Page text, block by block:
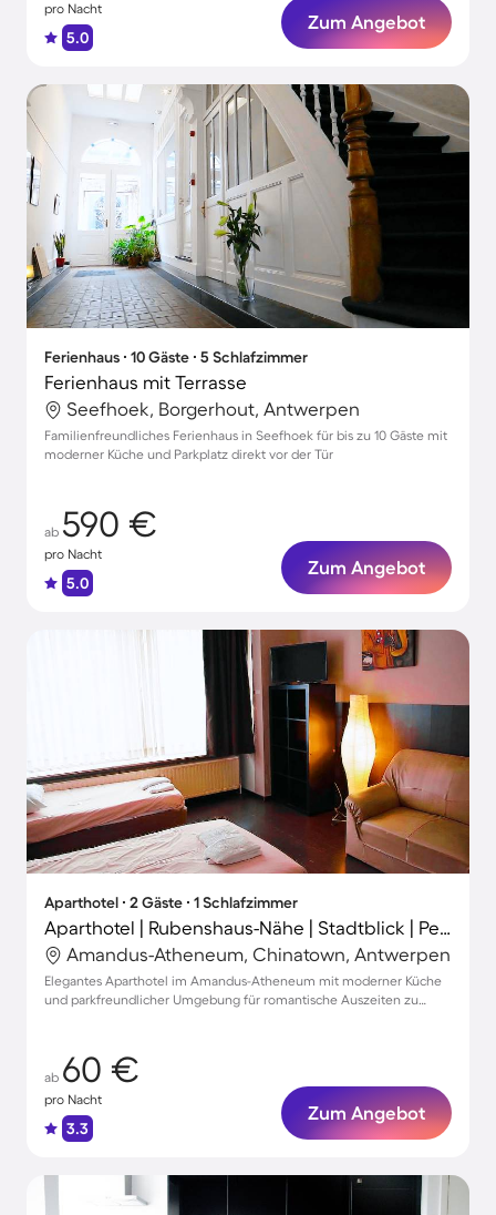
pro Nacht
5.0
Zum Angebot
Ferienhaus ∙ 10 Gäste ∙ 5 Schlafzimmer
Ferienhaus mit Terrasse
Seefhoek, Borgerhout, Antwerpen
Familienfreundliches Ferienhaus in Seefhoek für bis zu 10 Gäste mit
moderner Küche und Parkplatz direkt vor der Tür
ab 590 €
pro Nacht
5.0
Zum Angebot
Aparthotel ∙ 2 Gäste ∙ 1 Schlafzimmer
Aparthotel | Rubenshaus-Nähe | Stadtblick | Perfekt für die Arbeit von Zuhause
Amandus-Atheneum, Chinatown, Antwerpen
Elegantes Aparthotel im Amandus-Atheneum mit moderner Küche
und parkfreundlicher Umgebung für romantische Auszeiten zu
ab 60 €
pro Nacht
3.3
Zum Angebot